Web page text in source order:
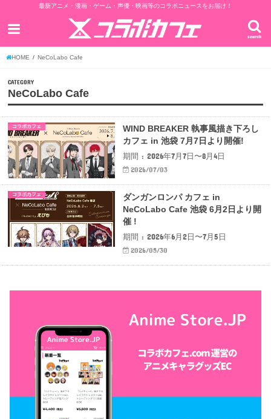
最新アニメ・漫画・ゲーム・声優・映画等のコラボニュースをお届け！
search
HOME NeCoLabo Cafe
CATEGORY
NeCoLabo Cafe
コラボカフェ
WIND BREAKER 執事風描き下ろし
カフェ in 池袋 7月7日より開催!
期間 : 2026年7月7日〜8月4日
2026/07/03
コラボカフェ
ダンガンロンパ カフェ in
NeCoLabo Cafe 池袋 6月2日より開
催 !
期間 : 2026年6月2日〜7月5日
2026/05/30